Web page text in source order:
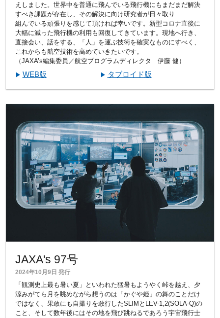
えしました。世界中を普通に飛んでいる飛行機にもまだまだ解決
すべき課題が存在し、その解決に向け研究者が日々取り
組んでいる頑張りを感じて頂ければ幸いです。新型コロナ直後に
大幅に減った飛行機の利用も回復してきています。現地へ行き、
直接会い、話をする、「人」を運ぶ技術を確実なものにすべく、
これからも航空技術を高めていきたいです。
（JAXA’s編集委員／航空プログラムディレクタ 伊藤 健）
WEB版 タブロイド版
JAXA's 97号
2024年10月9日 発行
「観測史上最も暑い夏」といわれた猛暑もようやく峠を越え、夕
涼みがてら月を眺めながら想うのは「かぐや姫」の舞のことだけ
ではなく、果敢にも自撮りを敢行したSLIMとLEV-1,2(SOLA-Q)の
こと、そして数年後にはその地を飛び跳ねるであろう宇宙飛行士